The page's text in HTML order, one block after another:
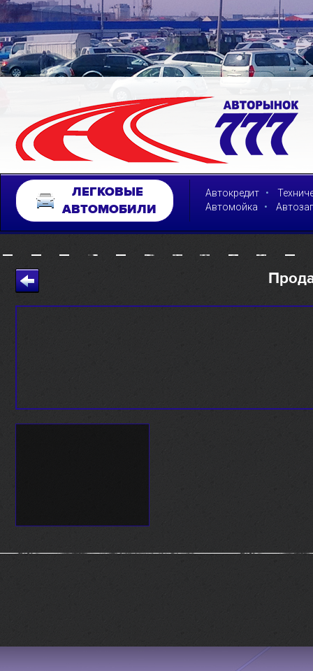
ЛЕГКОВЫЕ
АВТОМОБИЛИ
Автокредит •
Автомойка •